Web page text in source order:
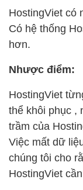
HostingViet có
Có hệ thống
hơn.
Nhược điểm:
HostingViet
thể khôi phục ,
trầm của
Việc mất dữ
chúng tôi cho
HostingViet